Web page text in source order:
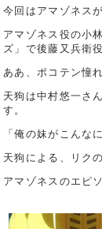
今回はアマゾネス
アマゾネス役の小
ズ」で後藤又兵衛
ああ、ポコテン憧
天狗は中村悠一さ
す。
「俺の妹がこんな
天狗による、リク
アマゾネスのエピ